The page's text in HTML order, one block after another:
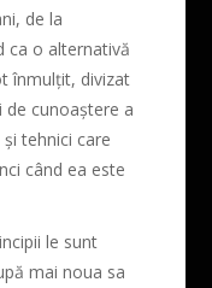
de la
ca o alternativă
înmulțit, divizat
de cunoaștere a
și tehnici care
când ea este
le sunt
mai noua sa